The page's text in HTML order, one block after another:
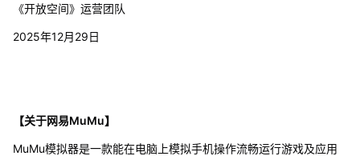
《开放空间》运营团队
2025年12月29日
【关于网易MuMu】
MuMu模拟器是一款能在电脑上模拟手机操作流畅运行游戏及应用